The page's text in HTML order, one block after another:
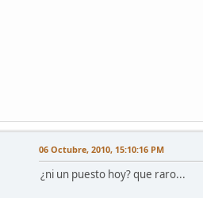
06 Octubre, 2010, 15:10:16 PM
¿ni un puesto hoy? que raro...